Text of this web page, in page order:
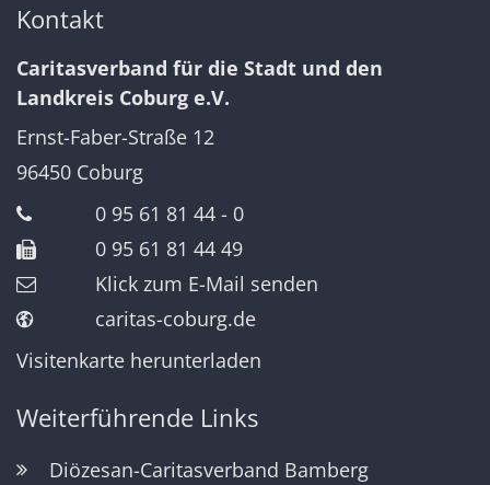
Kontakt
Caritasverband für die Stadt und den
Landkreis Coburg e.V.
Ernst-Faber-Straße 12
96450 Coburg
0 95 61 81 44 - 0
0 95 61 81 44 49
Klick zum E-Mail senden
caritas-coburg.de
Visitenkarte herunterladen
Weiterführende Links
Diözesan-Caritasverband Bamberg